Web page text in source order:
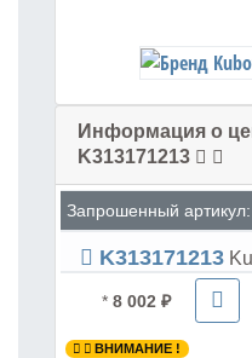
Информация о
K313171213
Запрошенный артикул:
K313171213
* 8 002 ₽
ВНИМАНИЕ !